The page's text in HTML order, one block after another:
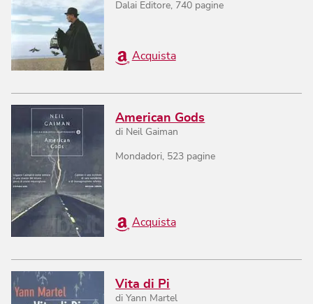
Dalai Editore, 740 pagine
Acquista
American Gods
di Neil Gaiman
Mondadori, 523 pagine
Acquista
Vita di Pi
diYann Martel